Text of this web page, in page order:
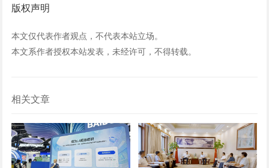
版权声明
本文仅代表作者观点，不代表本站立场。
本文系作者授权本站发表，未经许可，不得转载。
相关文章